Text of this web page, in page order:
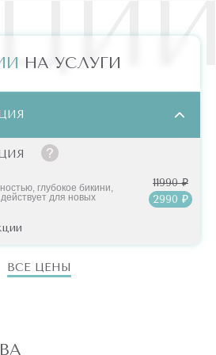
НА УСЛУГИ
глубокое бикини,
для новых
11990 ₽
2990 ₽
ВСЕ ЦЕНЫ